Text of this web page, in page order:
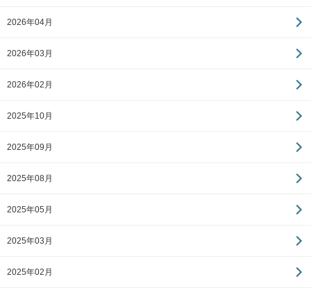
2026年04月
2026年03月
2026年02月
2025年10月
2025年09月
2025年08月
2025年05月
2025年03月
2025年02月